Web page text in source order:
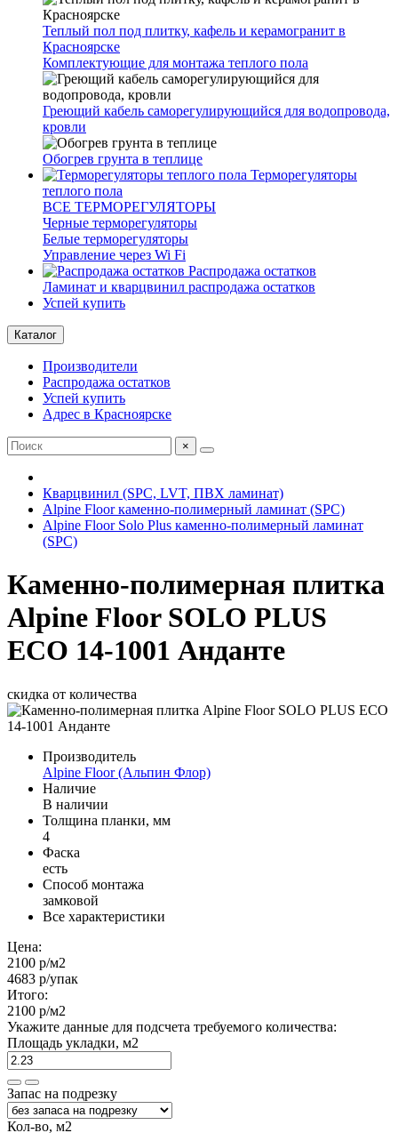
Теплый пол под плитку, кафель и керамогранит в
Красноярске
Комплектующие для монтажа теплого пола
Греющий кабель саморегулирующийся для водопровода,
кровли
Обогрев грунта в теплице
Терморегуляторы
теплого пола
ВСЕ ТЕРМОРЕГУЛЯТОРЫ
Черные терморегуляторы
Белые терморегуляторы
Управление через Wi Fi
Распродажа остатков
Ламинат и кварцвинил распродажа остатков
Успей купить
Каталог
Производители
Распродажа остатков
Успей купить
Адрес в Красноярске
×
Кварцвинил (SPC, LVT, ПВХ ламинат)
Alpine Floor каменно-полимерный ламинат (SPC)
Alpine Floor Solo Plus каменно-полимерный ламинат
(SPC)
Каменно-полимерная плитка
Alpine Floor SOLO PLUS
ЕСО 14-1001 Анданте
скидка от количества
Производитель
Alpine Floor (Альпин Флор)
Наличие
В наличии
Толщина планки, мм
4
Фаска
есть
Способ монтажа
замковой
Все характеристики
Цена:
2100 р/м2
4683 р/упак
Итого:
2100 р/м2
Укажите данные для подсчета требуемого количества:
Площадь укладки, м2
Запас на подрезку
Кол-во, м2